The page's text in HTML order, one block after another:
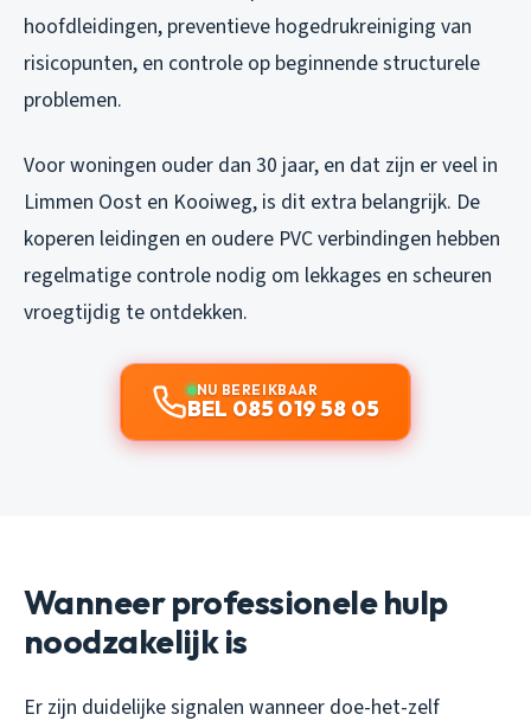
hoofdleidingen, preventieve hogedrukreiniging van
risicopunten, en controle op beginnende structurele
problemen.
Voor woningen ouder dan 30 jaar, en dat zijn er veel in
Limmen Oost en Kooiweg, is dit extra belangrijk. De
koperen leidingen en oudere PVC verbindingen hebben
regelmatige controle nodig om lekkages en scheuren
vroegtijdig te ontdekken.
NU BEREIKBAAR
BEL 085 019 58 05
Wanneer professionele hulp
noodzakelijk is
Er zijn duidelijke signalen wanneer doe-het-zelf